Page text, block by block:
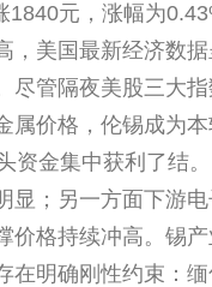
1840元，涨幅为
，美国最新经济数
尽管隔夜美股三大
属价格，伦锡成为
资金集中获利了结
显；另一方面下游
价格持续冲高。锡
在明确刚性约束：